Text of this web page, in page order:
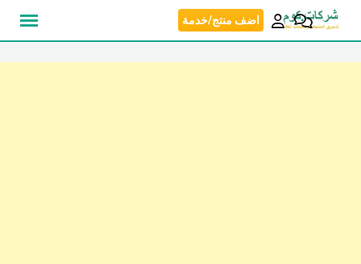
انتقل
اضف منتج/خدمة